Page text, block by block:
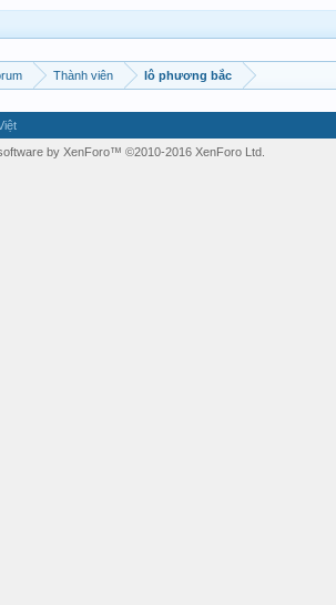
Thành viên lô phương bắc
by XenForo™ ©2010-2016 XenForo Ltd.